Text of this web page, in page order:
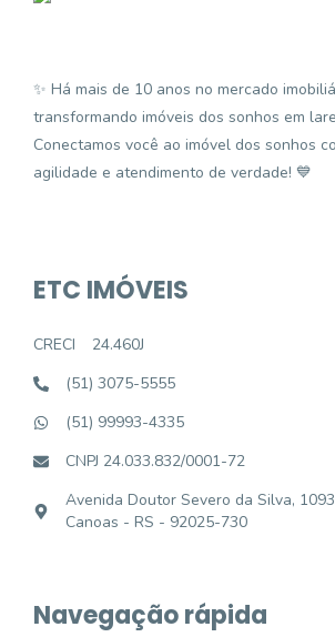
✨ Há mais de 10 anos no mercado
transformando imóveis dos sonhos em
Conectamos você ao imóvel dos sonhos
agilidade e atendimento de verdade! 💙
ETC IMÓVEIS
CRECI
24.460J
(51) 3075-5555
(51) 99993-4335
CNPJ 24.033.832/0001-72
Avenida Doutor Severo da Silva,
Canoas - RS - 92025-730
Navegação rápida